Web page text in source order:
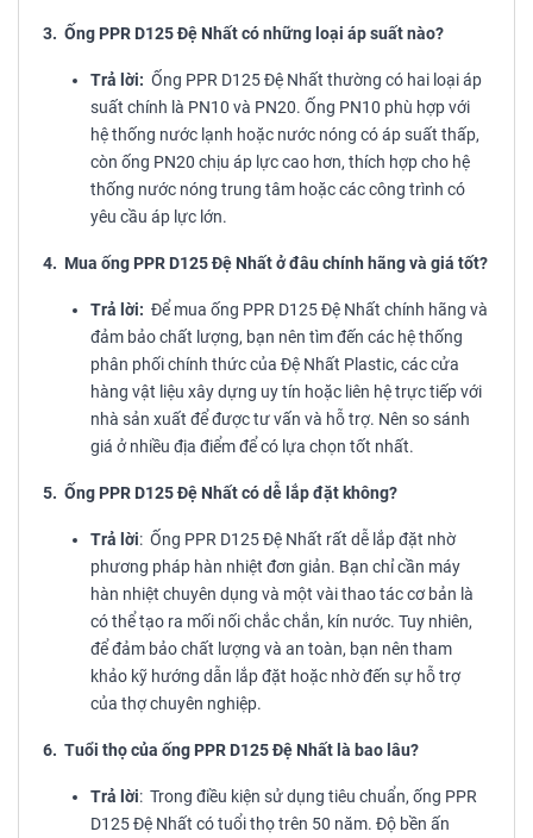
3. Ống PPR D125 Đệ Nhất có những loại áp suất nào?
Trả lời: Ống PPR D125 Đệ Nhất thường có hai loại áp
suất chính là PN10 và PN20. Ống PN10 phù hợp với
hệ thống nước lạnh hoặc nước nóng có áp suất thấp,
còn ống PN20 chịu áp lực cao hơn, thích hợp cho hệ
thống nước nóng trung tâm hoặc các công trình có
yêu cầu áp lực lớn.
4. Mua ống PPR D125 Đệ Nhất ở đâu chính hãng và giá tốt?
Trả lời: Để mua ống PPR D125 Đệ Nhất chính hãng và
đảm bảo chất lượng, bạn nên tìm đến các hệ thống
phân phối chính thức của Đệ Nhất Plastic, các cửa
hàng vật liệu xây dựng uy tín hoặc liên hệ trực tiếp với
nhà sản xuất để được tư vấn và hỗ trợ. Nên so sánh
giá ở nhiều địa điểm để có lựa chọn tốt nhất.
5. Ống PPR D125 Đệ Nhất có dễ lắp đặt không?
Trả lời: Ống PPR D125 Đệ Nhất rất dễ lắp đặt nhờ
phương pháp hàn nhiệt đơn giản. Bạn chỉ cần máy
hàn nhiệt chuyên dụng và một vài thao tác cơ bản là
có thể tạo ra mối nối chắc chắn, kín nước. Tuy nhiên,
để đảm bảo chất lượng và an toàn, bạn nên tham
khảo kỹ hướng dẫn lắp đặt hoặc nhờ đến sự hỗ trợ
của thợ chuyên nghiệp.
6. Tuổi thọ của ống PPR D125 Đệ Nhất là bao lâu?
Trả lời: Trong điều kiện sử dụng tiêu chuẩn, ống PPR
D125 Đệ Nhất có tuổi thọ trên 50 năm. Độ bền ấn